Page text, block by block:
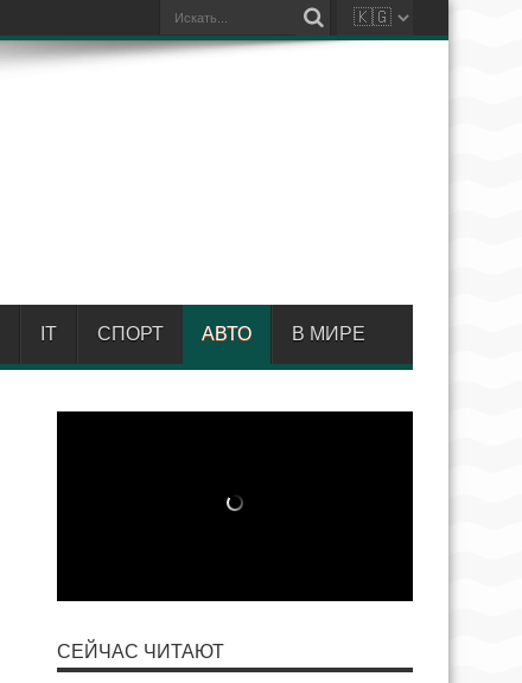
IT СПОРТ АВТО В МИРЕ
СЕЙЧАС ЧИТАЮТ